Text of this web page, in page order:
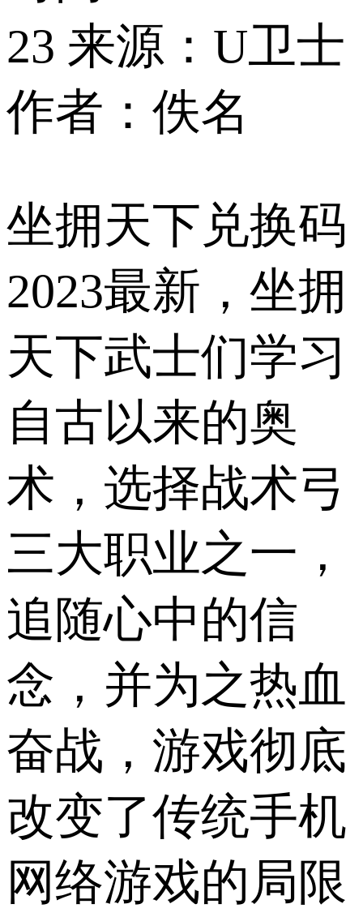
23 来源：U卫士
作者：佚名
坐拥天下兑换码
2023最新，坐拥
天下武士们学习
自古以来的奥
术，选择战术弓
三大职业之一，
追随心中的信
念，并为之热血
奋战，游戏彻底
改变了传统手机
网络游戏的局限